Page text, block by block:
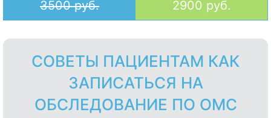
3500 руб. 2900 руб.
СОВЕТЫ ПАЦИЕНТАМ КАК
ЗАПИСАТЬСЯ НА
ОБСЛЕДОВАНИЕ ПО ОМС